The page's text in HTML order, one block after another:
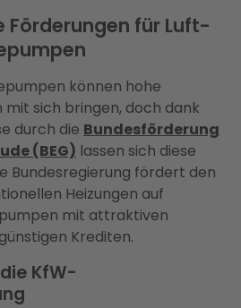
Förderungen für Luft-
können hohe
sich bringen, doch dank
durch die Bundesförderung
(BEG) lassen sich diese
Bundesregierung fördert den
Heizungen auf
mit attraktiven
Krediten.
KfW-